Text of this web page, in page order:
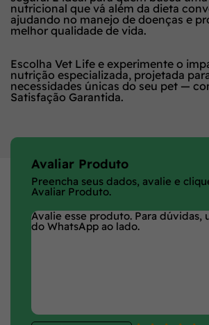
nutricional que vá além da dieta
ajudando no manejo de doenças e
melhor qualidade de vida.
Escolha Vet Life e experimente o
nutrição especializada, projetada
necessidades únicas do seu pet —
Satisfação Garantida.
Avaliar Produto
Preencha seus dados, avalie e
Avaliar Produto.